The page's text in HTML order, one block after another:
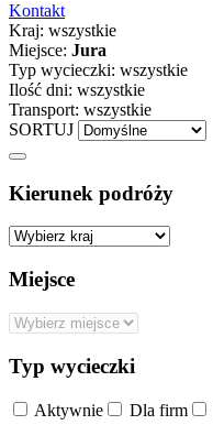
Kontakt
Kraj: wszystkie
Miejsce: Jura
Typ wycieczki: wszystkie
Ilość dni: wszystkie
Transport: wszystkie
SORTUJ
Kierunek podróży
Miejsce
Typ wycieczki
Aktywnie Dla firm